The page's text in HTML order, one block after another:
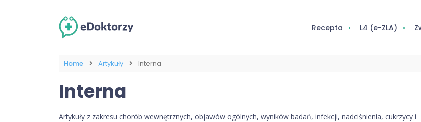
Recepta L4 (e-ZLA)
Home Artykuły Interna
Interna
Artykuły z zakresu chorób wewnętrznych, objawów ogólnych, wyników badań, infekcji, nadciśnienia, cukrzycy i